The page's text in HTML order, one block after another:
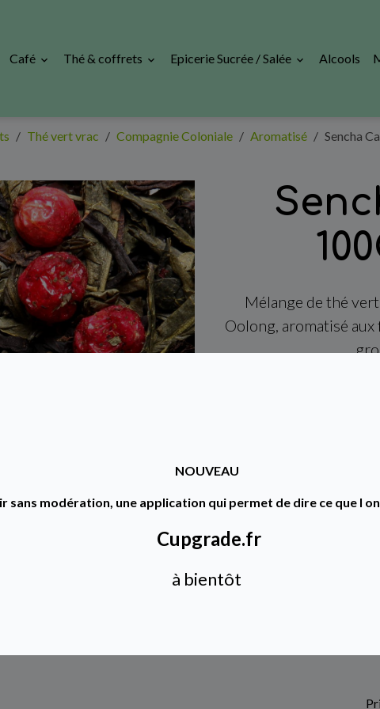
Café Thé & coffrets Epicerie Sucrée / Salée Alcools
Thé vert vrac Compagnie Coloniale Aromatisé Sencha
Mélange de thé
Oolong, aromatisé
Mélange de thé vert
aux fruits rouges et
NOUVEAU
sans modération, une application qui permet de dire ce que l
Cupgrade.fr
à bientôt